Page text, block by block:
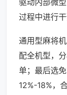
过程中进行
通用型麻将
配全机型，
单；最后选
12%-18%，